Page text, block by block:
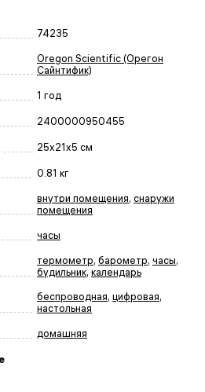
74235
Oregon Scientific (Орегон
Сайнтифик)
1 год
2400000950455
25x21x5 см
0.81 кг
внутри помещения, снаружи
помещения
часы
термометр, барометр, часы,
будильник, календарь
беспроводная, цифровая,
настольная
домашняя